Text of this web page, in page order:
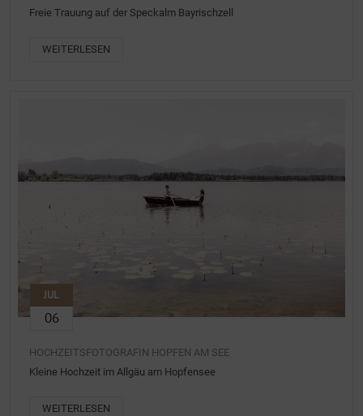
Freie Trauung auf der Speckalm Bayrischzell
WEITERLESEN
JUL
06
HOCHZEITSFOTOGRAFIN HOPFEN AM SEE
Kleine Hochzeit im Allgäu am Hopfensee
WEITERLESEN